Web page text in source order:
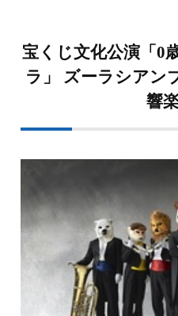
宝くじ文化公演「0
ラ」 ズーラシアン
響